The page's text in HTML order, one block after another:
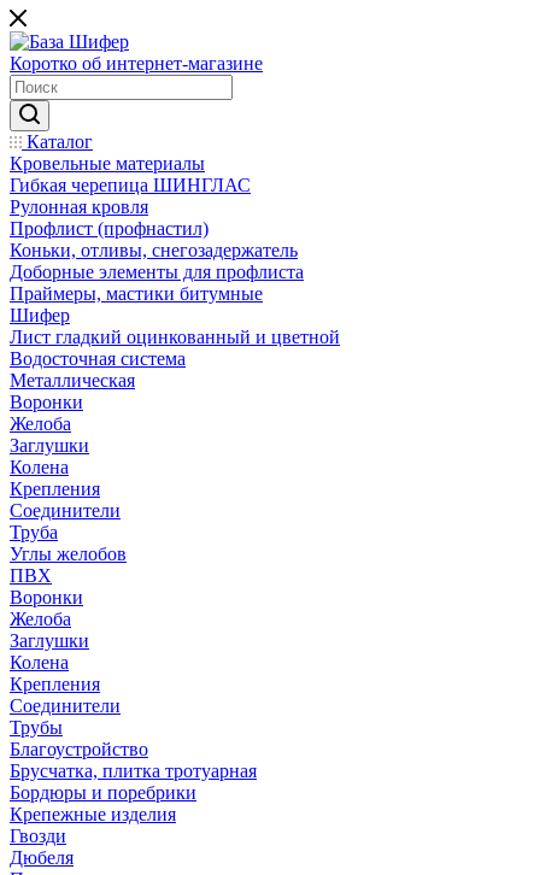
Коротко об интернет-магазине
Каталог
Кровельные материалы
Гибкая черепица ШИНГЛАС
Рулонная кровля
Профлист (профнастил)
Коньки, отливы, снегозадержатель
Доборные элементы для профлиста
Праймеры, мастики битумные
Шифер
Лист гладкий оцинкованный и цветной
Водосточная система
Металлическая
Воронки
Желоба
Заглушки
Колена
Крепления
Соединители
Труба
Углы желобов
ПВХ
Воронки
Желоба
Заглушки
Колена
Крепления
Соединители
Трубы
Благоустройство
Брусчатка, плитка тротуарная
Бордюры и поребрики
Крепежные изделия
Гвозди
Дюбеля